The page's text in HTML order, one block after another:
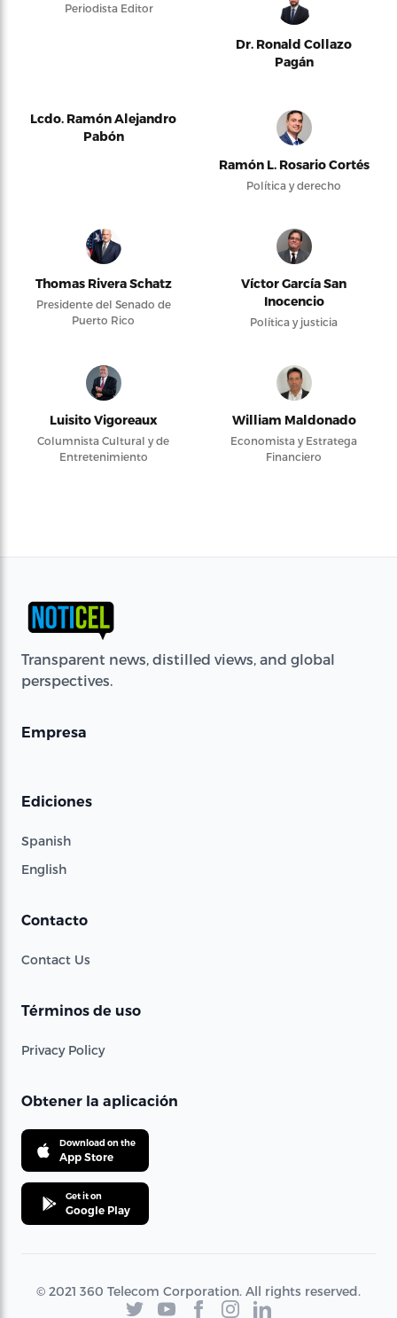
Periodista Editor
Dr. Ronald Collazo
Pagán
Lcdo. Ramón Alejandro
Pabón
Ramón L. Rosario Cortés
Política y derecho
Thomas Rivera Schatz
Presidente del Senado de
Puerto Rico
Víctor García San
Inocencio
Política y justicia
Luisito Vigoreaux
Columnista Cultural y de
Entretenimiento
William Maldonado
Economista y Estratega
Financiero
Transparent news, distilled views, and global
perspectives.
Empresa
Ediciones
Spanish
English
Contacto
Contact Us
Términos de uso
Privacy Policy
Obtener la aplicación
Download on the
App Store
Get it on
Google Play
© 2021 360 Telecom Corporation. All rights reserved.